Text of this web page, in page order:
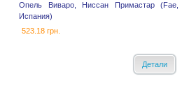
Опель Виваро, Ниссан Примастар (Fae,
Испания)
523.18 грн.
Детали